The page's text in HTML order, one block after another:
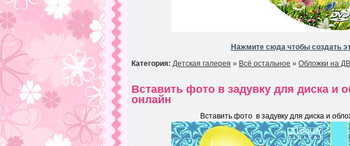
Нажмите сюда чтобы создать
Категория: Детская галерея » Всё остальное » Обложки на
Вставить фото в задувку для диска и
онлайн
Вставить фото в задувку для диска и